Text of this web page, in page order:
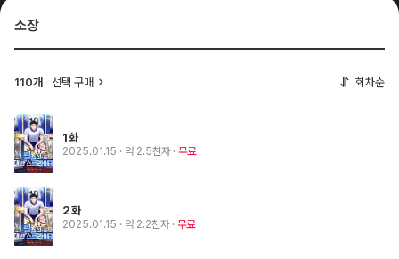
소장
110개 선택 구매 회차순
1화
2025.01.15 · 약 2.5천자 무료
2화
2025.01.15 · 약 2.2천자 무료